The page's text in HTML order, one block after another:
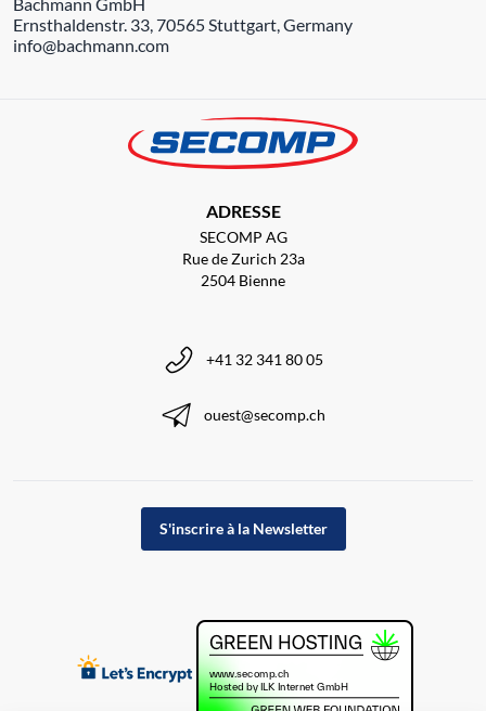
Ernsthaldenstr. 33, 70565 Stuttgart, Germany
info@bachmann.com
ADRESSE
SECOMP AG
Rue de Zurich 23a
2504 Bienne
+41 32 341 80 05
ouest@secomp.ch
S'inscrire à la Newsletter